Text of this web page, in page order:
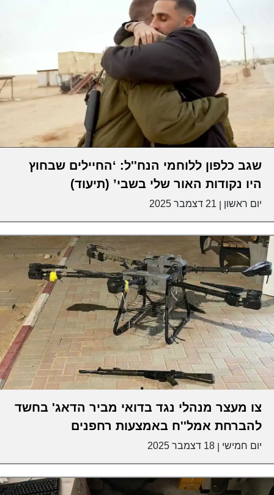
שגב כלפון ללוחמי הנח''ל: ‘החיילים שבחוץ
היו נקודות האור שלי בשבי’ (תיעוד)
יום ראשון 21 דצמבר 2025
צו מעצר מנהלי נגד בדואי מביר הדאג' בחשד
להברחת אמל''ח באמצעות רחפנים
יום חמישי 18 דצמבר 2025